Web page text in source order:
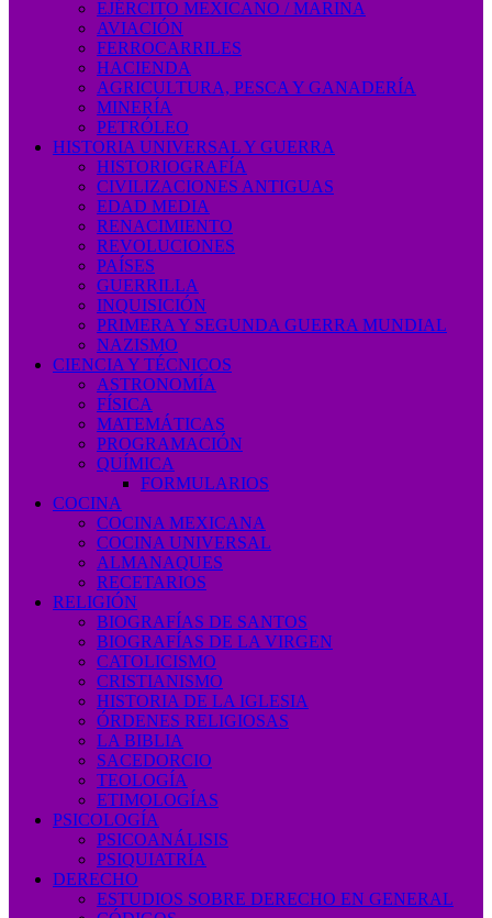
EJÉRCITO MEXICANO / MARINA
AVIACIÓN
FERROCARRILES
HACIENDA
AGRICULTURA, PESCA Y GANADERÍA
MINERÍA
PETRÓLEO
HISTORIA UNIVERSAL Y GUERRA
HISTORIOGRAFÍA
CIVILIZACIONES ANTIGUAS
EDAD MEDIA
RENACIMIENTO
REVOLUCIONES
PAÍSES
GUERRILLA
INQUISICIÓN
PRIMERA Y SEGUNDA GUERRA MUNDIAL
NAZISMO
CIENCIA Y TÉCNICOS
ASTRONOMÍA
FÍSICA
MATEMÁTICAS
PROGRAMACIÓN
QUÍMICA
FORMULARIOS
COCINA
COCINA MEXICANA
COCINA UNIVERSAL
ALMANAQUES
RECETARIOS
RELIGIÓN
BIOGRAFÍAS DE SANTOS
BIOGRAFÍAS DE LA VIRGEN
CATOLICISMO
CRISTIANISMO
HISTORIA DE LA IGLESIA
ÓRDENES RELIGIOSAS
LA BIBLIA
SACEDORCIO
TEOLOGÍA
ETIMOLOGÍAS
PSICOLOGÍA
PSICOANÁLISIS
PSIQUIATRÍA
DERECHO
ESTUDIOS SOBRE DERECHO EN GENERAL